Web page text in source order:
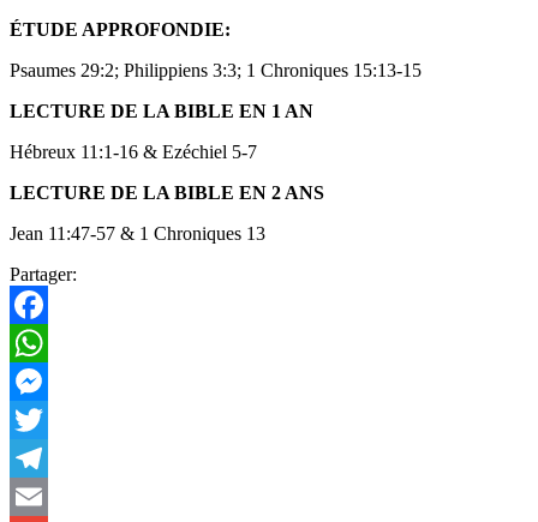
ÉTUDE APPROFONDIE:
Psaumes 29:2; Philippiens 3:3; 1 Chroniques 15:13-15
LECTURE DE LA BIBLE EN 1 AN
Hébreux 11:1-16 & Ezéchiel 5-7
LECTURE DE LA BIBLE EN 2 ANS
Jean 11:47-57 & 1 Chroniques 13
Partager:
Facebook
WhatsApp
Messenger
Twitter
Telegram